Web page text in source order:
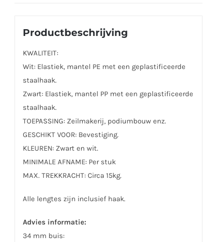
Productbeschrijving
KWALITEIT:
Wit: Elastiek, mantel PE met een geplastificeerde
staalhaak.
Zwart: Elastiek, mantel PP met een geplastificeerde
staalhaak.
TOEPASSING: Zeilmakerij, podiumbouw enz.
GESCHIKT VOOR: Bevestiging.
KLEUREN: Zwart en wit.
MINIMALE AFNAME: Per stuk
MAX. TREKKRACHT: Circa 15kg.
Alle lengtes zijn inclusief haak.
Advies informatie:
34 mm buis: